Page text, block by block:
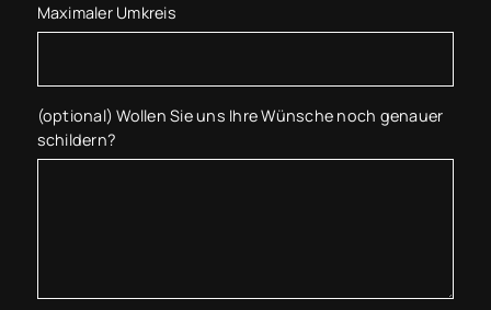
Maximaler Umkreis
(optional) Wollen Sie uns Ihre Wünsche noch genauer
schildern?